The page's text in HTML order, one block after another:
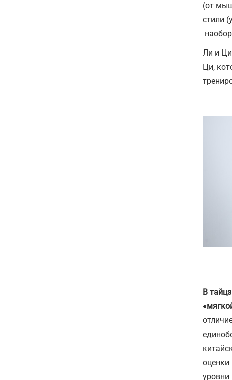
(от
стили
Ли и
Ци,
В
оценки
уровни